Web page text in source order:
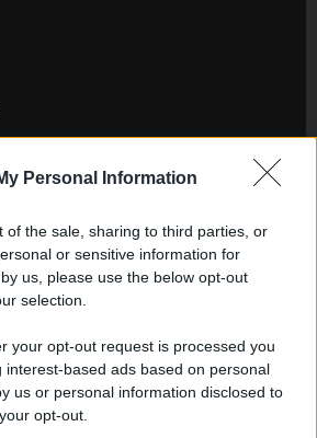
Personal Information
of the sale, sharing to third parties, or
or sensitive information for
us, please use the below opt-out
selection.
your opt-out request is processed you
interest-based ads based on personal
us or personal information disclosed to
opt-out.